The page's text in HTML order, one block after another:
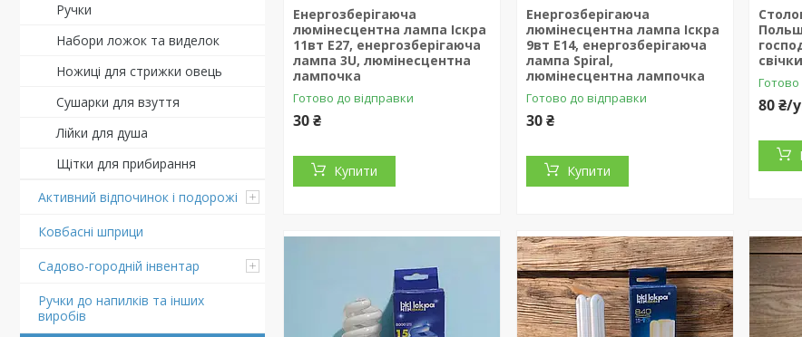
Ручки
Набори ложок та виделок
Ножиці для стрижки овець
Сушарки для взуття
Лійки для душа
Щітки для прибирання
Активний відпочинок і подорожі
Ковбасні шприци
Садово-городній інвентар
Ручки до напилків та інших
виробів
Енергозберігаюча
люмінесцентна лампа Іскра
11вт Е27, енергозберігаюча
лампа 3U, люмінесцентна
лампочка
Готово до відправки
30 ₴
Купити
Енергозберігаюча
люмінесцентна лампа Іскра
9вт Е14, енергозберігаюча
лампа Spiral,
люмінесцентна лампочка
Готово до відправки
30 ₴
Купити
Готово
80 ₴/